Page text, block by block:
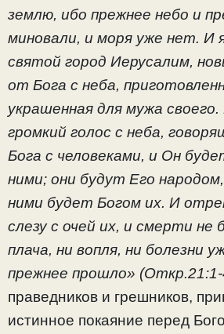
землю, ибо прежнее небо и
миновали, и моря уже нет. И
святой город Иерусалим,
от Бога с неба,
украшенная для мужа
громкий голос с неба,
Бога с человеками, и Он
ними; они будут Его
ними будет Богом их. И
слезу с очей их, и смерти не
плача, ни вопля, ни болезни
прежнее прошло» (Откр.21:1-
праведников и грешников,
истинное покаяние перед